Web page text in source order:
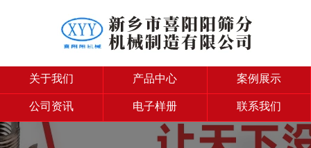
关于我们 产品中心 案例展示
公司资讯 电子样册 联系我们